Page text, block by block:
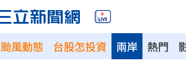
颱風動態 台股怎投資 熱門
兩岸